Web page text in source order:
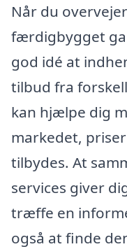
Når du
færdigbygget
god idé at
tilbud fra
kan hjælpe dig
markedet,
tilbydes. At
services giver
træffe en
også at finde